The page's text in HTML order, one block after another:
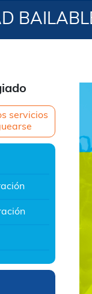
servicios